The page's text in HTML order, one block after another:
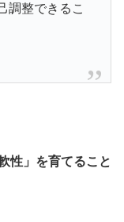
調整できるこ
性」を育てること